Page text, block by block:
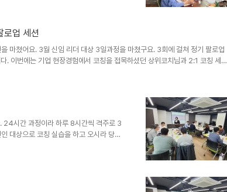
로업 세션
마쳤어요. 3월 신임 리더 대상 3일과정을 마쳤구요. 3회에 걸쳐 정기 팔로업
. 이번에는 기업 현장경험에서 코칭을 접목하셨던 상위코치님과 2:1 코칭 세션
이 저조하면 어떨까 걱정했는데, 그 바쁜 와중에도 세션에 들어와주신 팀장
박순천코치 #박현진코치 #서영주코치 #석윤희코치..
24시간 과정이라 하루 8시간씩 격주로 3
대상으로 코칭 실습을 하고 오시라 당부
. 그런데 2회차인 오늘 확인해보니 다들